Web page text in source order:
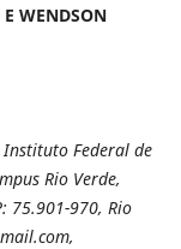
E WENDSON
Federal de
Rio Verde,
75.901-970, Rio